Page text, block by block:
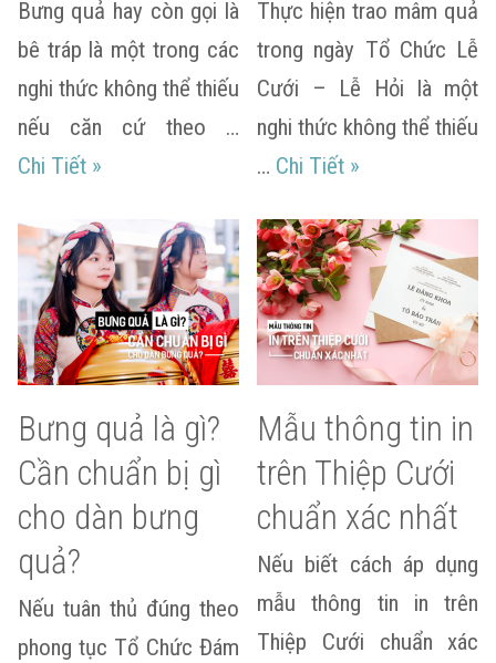
Bưng quả hay còn gọi là
bê tráp là một trong các
nghi thức không thể thiếu
nếu căn cứ theo …
Chi Tiết Chọn người bưng quả dựa trên tiêu chí nào?
»
Thực hiện trao mâm quả
trong ngày Tổ Chức Lễ
Cưới – Lễ Hỏi là một
nghi thức không thể thiếu
… Chi Tiết Quan niệm mất
»
Bưng quả là gì?
Cần chuẩn bị gì
cho dàn bưng
quả?
Nếu tuân thủ đúng theo
phong tục Tổ Chức Đám
Mẫu thông tin in
trên Thiệp Cưới
chuẩn xác nhất
Nếu biết cách áp dụng
mẫu thông tin in trên
Thiệp Cưới chuẩn xác